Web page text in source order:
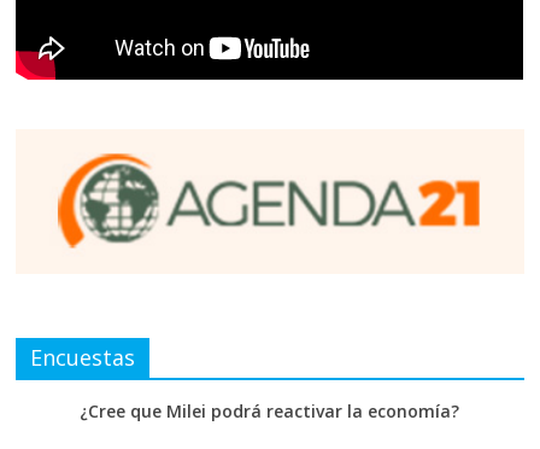
Encuestas
¿Cree que Milei podrá reactivar la economía?